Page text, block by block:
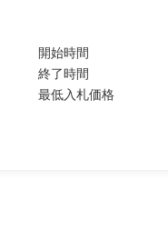
開始時間
終了時間
最低入札価格